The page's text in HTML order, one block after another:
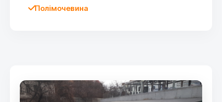
Полімочевина